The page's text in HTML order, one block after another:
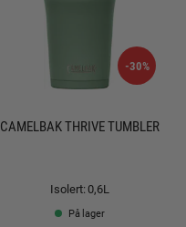
-30%
CAMELBAK THRIVE TUMBLER
Isolert: 0,6L
På lager